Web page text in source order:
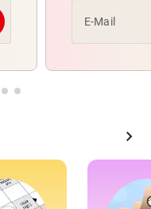
E-Mail
chevron_right